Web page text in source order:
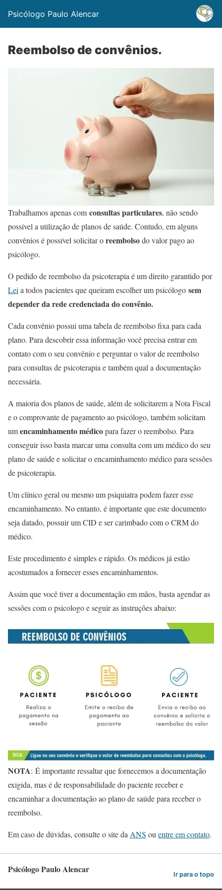
Psicólogo Paulo Alencar
Reembolso de convênios.
Trabalhamos apenas com consultas particulares, não sendo
possível a utilização de planos de saúde. Contudo, em alguns
convênios é possível solicitar oreembolsodo valor pago ao
psicólogo.
O pedido de reembolso da psicoterapia é um direito garantido por
Lei a todos pacientes que queiram escolher um psicólogo sem
depender da rede credenciada do convênio.
Cada convênio possui uma tabela de reembolso fixa para cada
plano. Para descobrir essa informação você precisa entrar em
contato com o seu convênio e perguntar o valor de reembolso
para consultas de psicoterapia e também qual a documentação
necessária.
A maioria dos planos de saúde, além de solicitarem a Nota Fiscal
e o comprovante de pagamento ao psicólogo, também solicitam
umencaminhamento médicopara fazer o reembolso. Para
conseguir isso basta marcar uma consulta com um médico do seu
plano de saúde e solicitar o encaminhamento médico para sessões
de psicoterapia.
Um clínico geral ou mesmo um psiquiatra podem fazer esse
encaminhamento. No entanto, é importante que este documento
seja datado, possuir um CID e ser carimbado com o CRM do
médico.
Este procedimento é simples e rápido. Os médicos já estão
acostumados a fornecer esses encaminhamentos.
Assim que você tiver a documentação em mãos, basta agendar as
sessões com o psicologo e seguir as instruções abaixo:
NOTA: É importante ressaltar que fornecemos a documentação
exigida, mas é de responsabilidade do paciente receber e
encaminhar a documentação ao plano de saúde para receber o
reembolso.
Em caso de dúvidas, consulte o site da ANS ou entre em contato.
Psicólogo Paulo Alencar Ir para o topo